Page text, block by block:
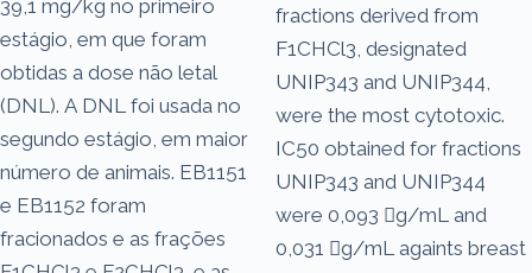
39,1 mg/kg no primeiro
estágio, em que foram
obtidas a dose não letal
(DNL). A DNL foi usada no
segundo estágio, em maior
número de animais. EB1151
e EB1152 foram
fracionados e as frações
fractions derived from
F1CHCl3, designated
UNIP343 and UNIP344,
were the most cytotoxic.
IC50 obtained for fractions
UNIP343 and UNIP344
were 0,093 g/mL and
0,031 g/mL againts breast